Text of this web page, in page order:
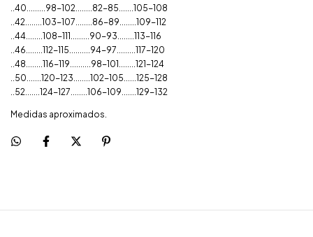
..40.........98-102........82-85.......105-108
..42........103-107........86-89........109-112
..44........108-111.........90-93........113-116
..46........112-115..........94-97.........117-120
..48........116-119..........98-101........121-124
..50.......120-123........102-105......125-128
..52.......124-127........106-109.......129-132
Medidas aproximados.